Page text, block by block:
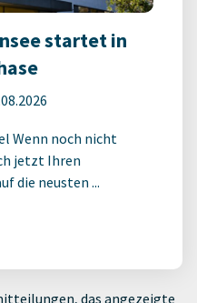
startet in
Wenn noch nicht
jetzt Ihren
die neusten ...
das angezeigte